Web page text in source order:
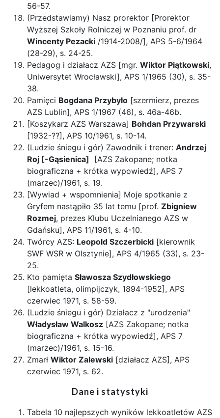
56-57.
(Przedstawiamy) Nasz prorektor [Prorektor
Wyższej Szkoły Rolniczej w Poznaniu prof. dr
Wincenty Pezacki /1914-2008/], APS 5-6/1964
(28-29), s. 24-25.
Pedagog i działacz AZS [mgr. Wiktor Piątkowski,
Uniwersytet Wrocławski], APS 1/1965 (30), s. 35-
38.
Pamięci Bogdana Przybyło [szermierz, prezes
AZS Lublin], APS 1/1967 (46), s. 46a-46b.
[Koszykarz AZS Warszawa] Bohdan Przywarski
[1932-??], APS 10/1961, s. 10-14.
(Ludzie śniegu i gór) Zawodnik i trener: Andrzej
Roj [-Gąsienica] [AZS Zakopane; notka
biograficzna + krótka wypowiedź], APS 7
(marzec)/1961, s. 19.
[Wywiad + wspomnienia] Moje spotkanie z
Gryfem nastąpiło 35 lat temu [prof. Zbigniew
Rozmej, prezes Klubu Uczelnianego AZS w
Gdańsku], APS 11/1961, s. 4-10.
Twórcy AZS: Leopold Szczerbicki [kierownik
SWF WSR w Olsztynie], APS 4/1965 (33), s. 23-
25.
Kto pamięta Sławosza Szydłowskiego
[lekkoatleta, olimpijczyk, 1894-1952], APS
czerwiec 1971, s. 58-59.
(Ludzie śniegu i gór) Działacz z "urodzenia"
Władysław Walkosz [AZS Zakopane; notka
biograficzna + krótka wypowiedź], APS 7
(marzec)/1961, s. 15-16.
Zmarł Wiktor Zalewski [działacz AZS], APS
czerwiec 1971, s. 62.
Dane i statystyki
Tabela 10 najlepszych wyników lekkoatletów AZS